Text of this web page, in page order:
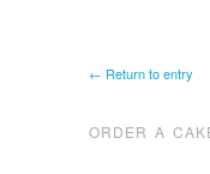
← Return to entry
ORDER A